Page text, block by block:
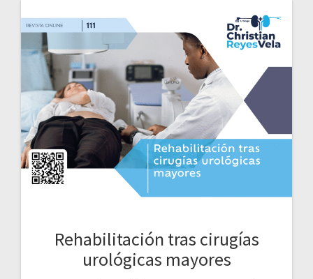
Rehabilitación tras cirugías
urológicas mayores